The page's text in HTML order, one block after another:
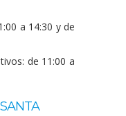
a 14:30 y de
de 11:00 a